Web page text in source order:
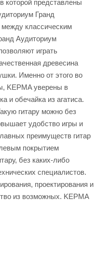
которой представлены
Гранд
классическим
Аудиториум
играть
древесина
Именно от этого во
KEPMA уверены в
и обечайка из агатиса.
гитару можно без
удобство игры и
преимуществ гитар
покрытием
без каких-либо
специалистов.
проектирования и
из возможных. KEPMA